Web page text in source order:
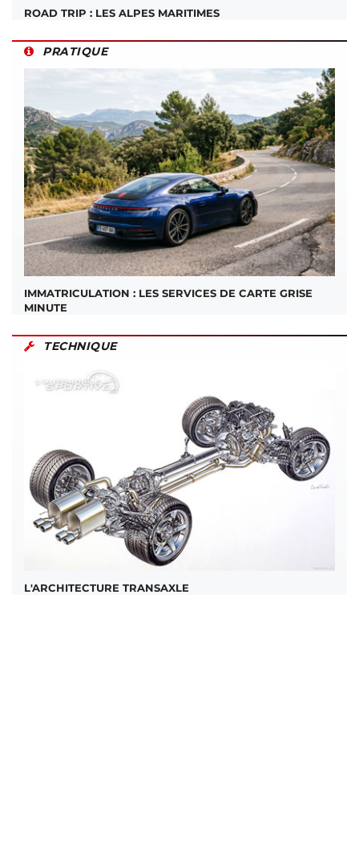
ROAD TRIP : LES ALPES MARITIMES
PRATIQUE
IMMATRICULATION : LES SERVICES DE CARTE GRISE
MINUTE
TECHNIQUE
L'ARCHITECTURE TRANSAXLE